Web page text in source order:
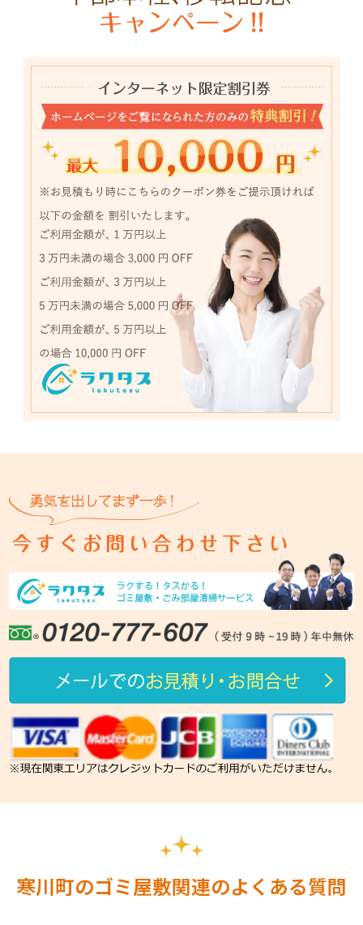
寒川町のゴミ屋敷関連のよくある質問